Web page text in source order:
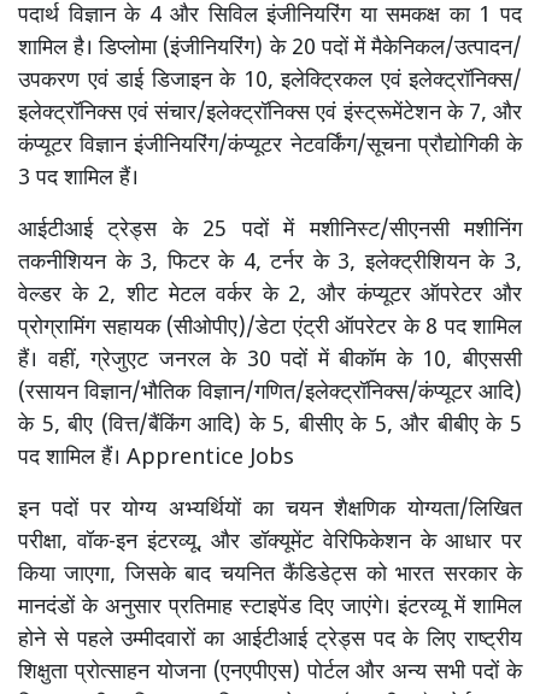
पदार्थ विज्ञान के 4 और सिविल इंजीनियरिंग या समकक्ष का 1 पद
शामिल है। डिप्लोमा (इंजीनियरिंग) के 20 पदों में मैकेनिकल/उत्पादन/
उपकरण एवं डाई डिजाइन के 10, इलेक्ट्रिकल एवं इलेक्ट्रॉनिक्स/
इलेक्ट्रॉनिक्स एवं संचार/इलेक्ट्रॉनिक्स एवं इंस्ट्रूमेंटेशन के 7, और
कंप्यूटर विज्ञान इंजीनियरिंग/कंप्यूटर नेटवर्किंग/सूचना प्रौद्योगिकी के
3 पद शामिल हैं।
आईटीआई ट्रेड्स के 25 पदों में मशीनिस्ट/सीएनसी मशीनिंग
तकनीशियन के 3, फिटर के 4, टर्नर के 3, इलेक्ट्रीशियन के 3,
वेल्डर के 2, शीट मेटल वर्कर के 2, और कंप्यूटर ऑपरेटर और
प्रोग्रामिंग सहायक (सीओपीए)/डेटा एंट्री ऑपरेटर के 8 पद शामिल
हैं। वहीं, ग्रेजुएट जनरल के 30 पदों में बीकॉम के 10, बीएससी
(रसायन विज्ञान/भौतिक विज्ञान/गणित/इलेक्ट्रॉनिक्स/कंप्यूटर आदि)
के 5, बीए (वित्त/बैंकिंग आदि) के 5, बीसीए के 5, और बीबीए के 5
पद शामिल हैं। Apprentice Jobs
इन पदों पर योग्य अभ्यर्थियों का चयन शैक्षणिक योग्यता/लिखित
परीक्षा, वॉक-इन इंटरव्यू, और डॉक्यूमेंट वेरिफिकेशन के आधार पर
किया जाएगा, जिसके बाद चयनित कैंडिडेट्स को भारत सरकार के
मानदंडों के अनुसार प्रतिमाह स्टाइपेंड दिए जाएंगे। इंटरव्यू में शामिल
होने से पहले उम्मीदवारों का आईटीआई ट्रेड्स पद के लिए राष्ट्रीय
शिक्षुता प्रोत्साहन योजना (एनएपीएस) पोर्टल और अन्य सभी पदों के